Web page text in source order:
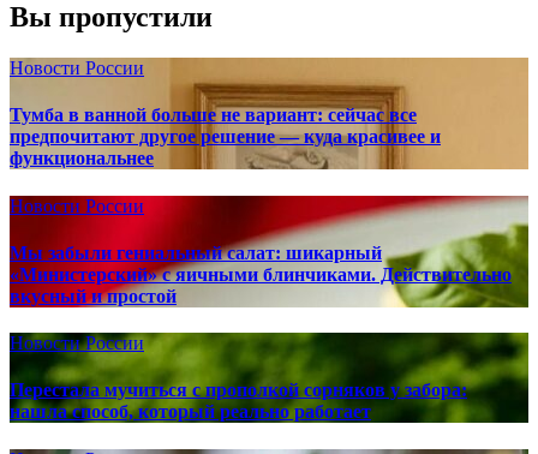
Вы пропустили
Новости России
Тумба в ванной больше не вариант: сейчас все
предпочитают другое решение — куда красивее и
функциональнее
Новости России
Мы забыли гениальный салат: шикарный
«Министерский» с яичными блинчиками. Действительно
вкусный и простой
Новости России
Перестала мучиться с прополкой сорняков у забора:
нашла способ, который реально работает